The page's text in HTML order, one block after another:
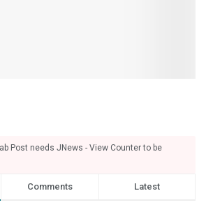
Post needs JNews - View Counter to be
Comments Latest